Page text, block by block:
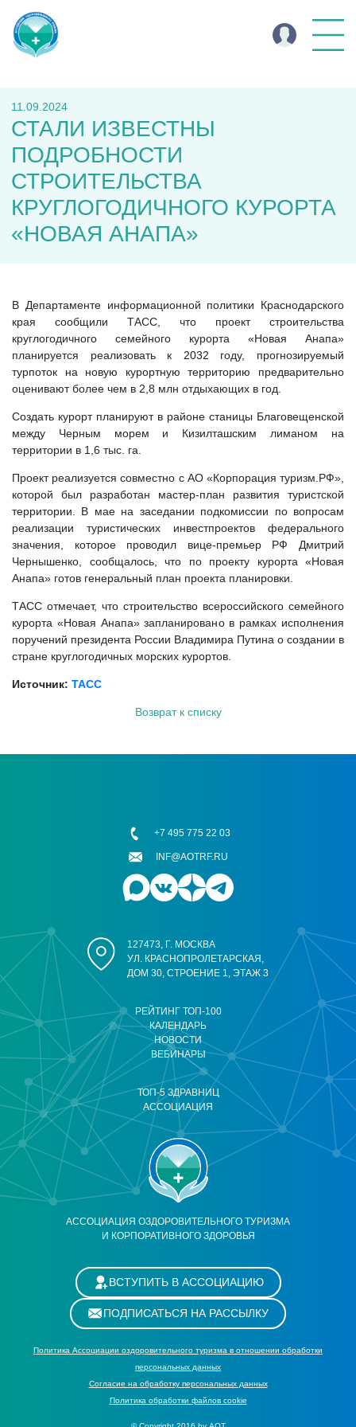
11.09.2024
СТАЛИ ИЗВЕСТНЫ
ПОДРОБНОСТИ
СТРОИТЕЛЬСТВА
КРУГЛОГОДИЧНОГО КУРОРТА
«НОВАЯ АНАПА»
В Департаменте информационной политики Краснодарского
края сообщили ТАСС, что проект строительства
круглогодичного семейного курорта «Новая Анапа»
планируется реализовать к 2032 году, прогнозируемый
турпоток на новую курортную территорию предварительно
оценивают более чем в 2,8 млн отдыхающих в год.
Создать курорт планируют в районе станицы Благовещенской
между Черным морем и Кизилташским лиманом на
территории в 1,6 тыс. га.
Проект реализуется совместно с АО «Корпорация туризм.РФ»,
которой был разработан мастер-план развития туристской
территории. В мае на заседании подкомиссии по вопросам
реализации туристических инвестпроектов федерального
значения, которое проводил вице-премьер РФ Дмитрий
Чернышенко, сообщалось, что по проекту курорта «Новая
Анапа» готов генеральный план проекта планировки.
ТАСС отмечает, что строительство всероссийского семейного
курорта «Новая Анапа» запланировано в рамках исполнения
поручений президента России Владимира Путина о создании в
стране круглогодичных морских курортов.
Источник: ТАСС
Возврат к списку
АССОЦИАЦИЯ ОЗДОРОВИТЕЛЬНОГО ТУРИЗМА
И КОРПОРАТИВНОГО ЗДОРОВЬЯ
РЕЙТИНГ ТОП-100
КАЛЕНДАРЬ
НОВОСТИ
ВЕБИНАРЫ
ТОП-5 ЗДРАВНИЦ
АССОЦИАЦИЯ
127473, Г. МОСКВА
УЛ. КРАСНОПРОЛЕТАРСКАЯ,
ДОМ 30, СТРОЕНИЕ 1, ЭТАЖ 3
+7 495 775 22 03
INF@AOTRF.RU
ВСТУПИТЬ В АССОЦИАЦИЮ
ПОДПИСАТЬСЯ НА РАССЫЛКУ
Политика Ассоциации оздоровительного туризма в отношении обработки
персональных данных
Cогласие на обработку персональных данных
Политика обработки файлов cookie